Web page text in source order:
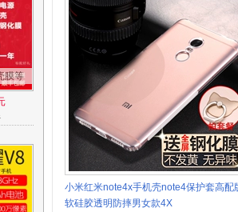
膜等
耀8全
小米红米note4x手机壳note4保护套高配
软硅胶透明防摔男女款4X